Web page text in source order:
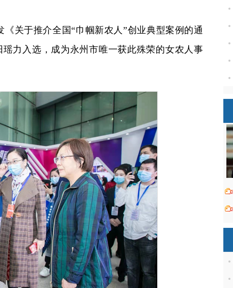
关于推介全国“巾帼新农人”创业典型案例的通
力入选，成为永州市唯一获此殊荣的女农人事